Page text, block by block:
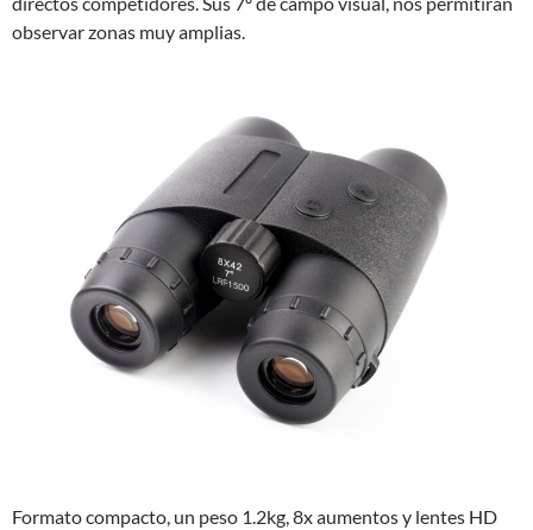
observar zonas muy amplias.
Formato compacto, un peso 1.2kg, 8x aumentos y lentes HD